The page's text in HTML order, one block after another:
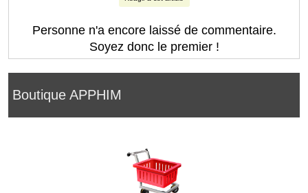
Boutique APPHIM
Personne n'a encore laissé de commentaire.
Soyez donc le premier !